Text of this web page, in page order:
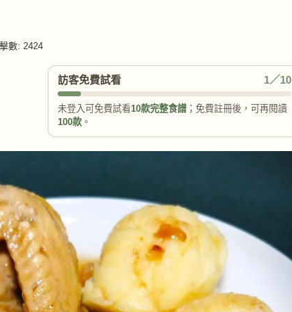
數: 2424
訪客免費試看 1／10
未登入可免費試看10款完整食譜 ；免費註冊後，可再閱讀
100款 。